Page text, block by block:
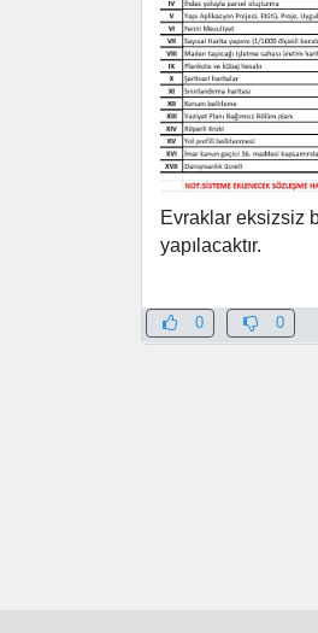
Evraklar eksizsiz
yapılacaktır.
0 0